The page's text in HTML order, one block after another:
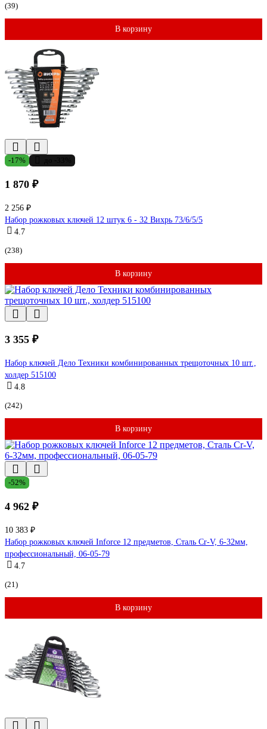
(39)
В корзину
-17%
1 870 ₽
2 256 ₽
Набор рожковых ключей 12 штук 6 - 32 Вихрь 73/6/5/5
4.7
(238)
В корзину
3 355 ₽
Набор ключей Дело Техники комбинированных трещоточных 10 шт.,
холдер 515100
4.8
(242)
В корзину
-52%
4 962 ₽
10 383 ₽
Набор рожковых ключей Inforce 12 предметов, Сталь Cr-V, 6-32мм,
профессиональный, 06-05-79
4.7
(21)
В корзину